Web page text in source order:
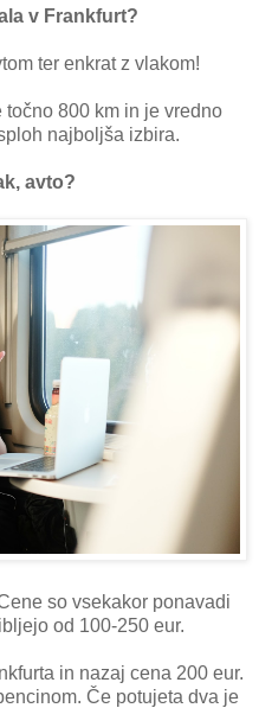
v Frankfurt?
ter enkrat z vlakom!
800 km in je vredno
najboljša izbira.
avto?
so vsekakor ponavadi
od 100-250 eur.
in nazaj cena 200 eur.
Če potujeta dva je